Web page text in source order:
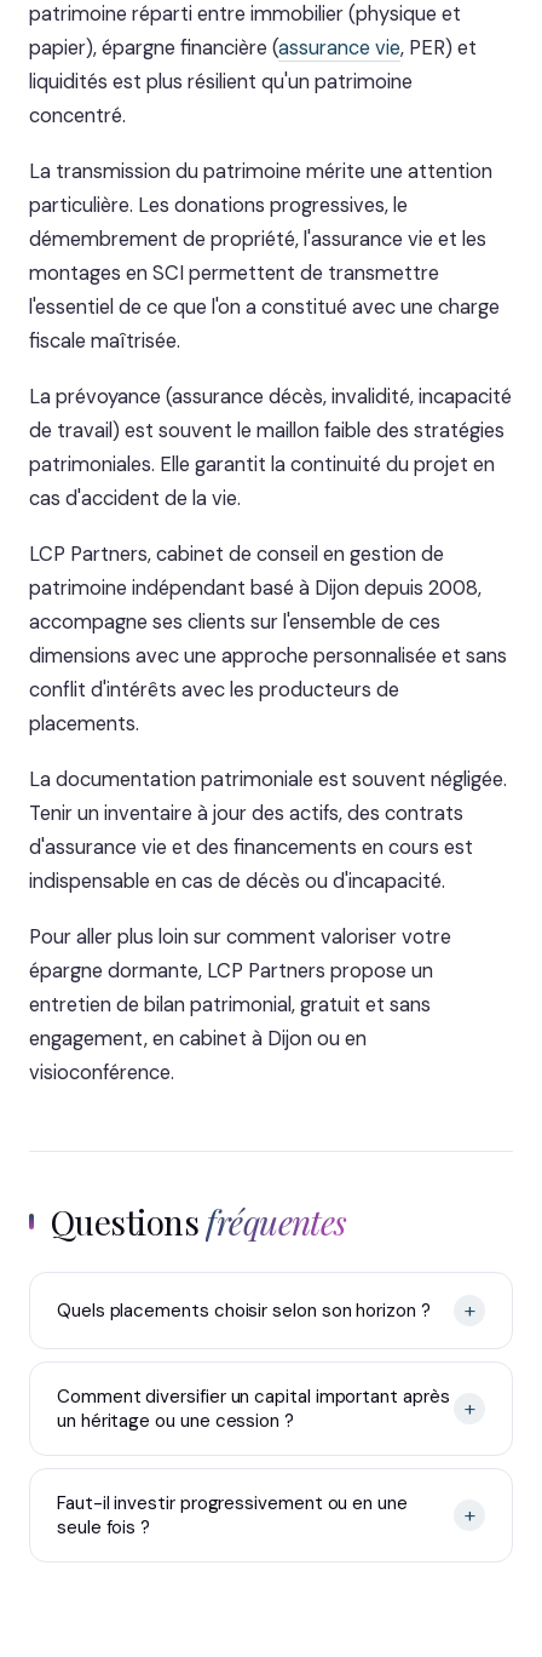
patrimoine réparti entre immobilier (physique et
papier), épargne financière (assurance vie, PER) et
liquidités est plus résilient qu'un patrimoine
concentré.
La transmission du patrimoine mérite une attention
particulière. Les donations progressives, le
démembrement de propriété, l'assurance vie et les
montages en SCI permettent de transmettre
l'essentiel de ce que l'on a constitué avec une charge
fiscale maîtrisée.
La prévoyance (assurance décès, invalidité, incapacité
de travail) est souvent le maillon faible des stratégies
patrimoniales. Elle garantit la continuité du projet en
cas d'accident de la vie.
LCP Partners, cabinet de conseil en gestion de
patrimoine indépendant basé à Dijon depuis 2008,
accompagne ses clients sur l'ensemble de ces
dimensions avec une approche personnalisée et sans
conflit d'intérêts avec les producteurs de
placements.
La documentation patrimoniale est souvent négligée.
Tenir un inventaire à jour des actifs, des contrats
d'assurance vie et des financements en cours est
indispensable en cas de décès ou d'incapacité.
Pour aller plus loin sur comment valoriser votre
épargne dormante, LCP Partners propose un
entretien de bilan patrimonial, gratuit et sans
engagement, en cabinet à Dijon ou en
visioconférence.
Questionsfréquentes
Quels placements choisir selon son horizon ? +
Comment diversifier un capital important après
un héritage ou une cession ?
+
Faut-il investir progressivement ou en une
seule fois ?
+